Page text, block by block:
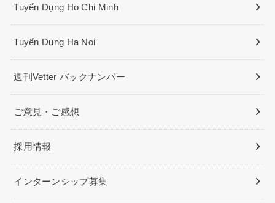
Tuyển Dụng Ho Chi Minh
Tuyển Dụng Ha Noi
週刊Vetter バックナンバー
ご意見・ご感想
採用情報
インターンシップ募集